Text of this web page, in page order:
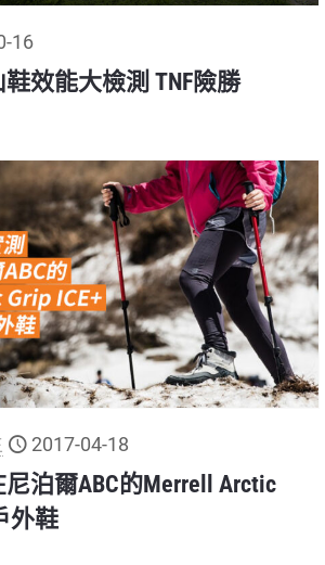
16
效能大檢測 TNF險勝
2017-04-18
泊爾ABC的Merrell Arctic
外鞋